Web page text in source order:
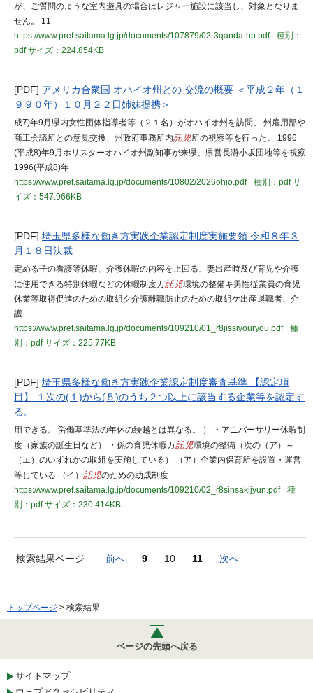
が、ご質問のような室内遊具の場合はレジャー施設に該当し、対象となりま
せん。 11
https://www.pref.saitama.lg.jp/documents/107879/02-3qanda-hp.pdf
種別：
pdfサイズ：224.854KB
[PDF] アメリカ合衆国 オハイオ州との 交流の概要 ＜平成２年（１
９９０年）１０月２２日姉妹提携＞
成7)年9月県内女性団体指導者等（２１名）がオハイオ州を訪問。 州雇用部や
商工会議所との意見交換、州政府事務所内託児所の視察等を行った。 1996
(平成8)年9月ホリスターオハイオ州副知事が来県、県営長瀞小坂団地等を視察
1996(平成8)年
https://www.pref.saitama.lg.jp/documents/10802/2026ohio.pdf
種別：pdfサ
イズ：547.966KB
[PDF] 埼玉県多様な働き方実践企業認定制度実施要領 令和８年３
月１８日決裁
定める子の看護等休暇、介護休暇の内容を上回る、妻出産時及び育児や介護
に使用できる特別休暇などの休暇制度カ託児環境の整備キ男性従業員の育児
休業等取得促進のための取組ク介護離職防止のための取組ケ出産退職者、介
護
https://www.pref.saitama.lg.jp/documents/109210/01_r8jissiyouryou.pdf
種
別：pdfサイズ：225.77KB
[PDF] 埼玉県多様な働き方実践企業認定制度審査基準 【認定項
目】 １次の(１)から(５)のうち２つ以上に該当する企業等を認定す
る。
用できる。 労働基準法の年休の繰越とは異なる。 ） ・アニバーサリー休暇制
度（家族の誕生日など） ・孫の育児休暇カ託児環境の整備（次の（ア）～
（エ）のいずれかの取組を実施している） （ア）企業内保育所を設置・運営
等している （イ） 託児のための助成制度
https://www.pref.saitama.lg.jp/documents/109210/02_r8sinsakijyun.pdf
種
別：pdfサイズ：230.414KB
検索結果ページ 前へ 9 10 11 次へ
トップページ > 検索結果
ページの先頭へ戻る
サイトマップ